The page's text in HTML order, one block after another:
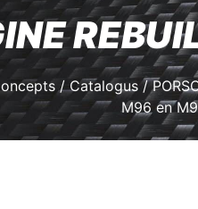
/Catalogus /
M96 en